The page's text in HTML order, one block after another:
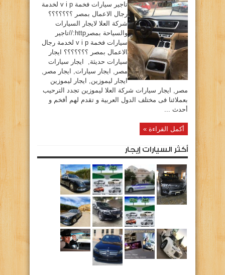
فخمة
v
i
p
لخدمة
رجال
الاعمال
بمصر
؟؟؟؟؟؟؟
مغلقة
تاجير سيارات فخمة v i p لخدمة
رجال الاعمال بمصر ؟؟؟؟؟؟؟
شركة العلا لايجار السيارات
والسياحة بمصرhttp://تاجير
سيارات فخمة v i p لخدمة رجال
الاعمال بمصر ؟؟؟؟؟؟؟ ايجار
سيارات حديثة, ايجار سيارات
مصر, ايجار سيارات, ايجار مصر,
ايجار ليموزين, ايجار ليموزين
مصر, ايجار سيارات شركة العلا ليموزين تجدد الترحيب
بعملائنا فى مختلف الدول العربية و تقدم لهم أفخم و
أحدث ...
أكمل القراءة »
أكثر السيارات إيجار